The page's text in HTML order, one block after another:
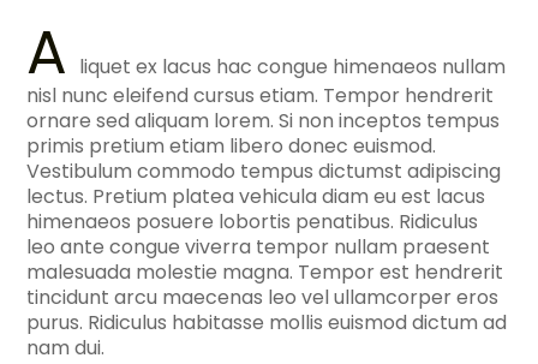
A liquet ex lacus hac congue himenaeos nullam
nisl nunc eleifend cursus etiam. Tempor hendrerit
ornare sed aliquam lorem. Si non inceptos tempus
primis pretium etiam libero donec euismod.
Vestibulum commodo tempus dictumst adipiscing
lectus. Pretium platea vehicula diam eu est lacus
himenaeos posuere lobortis penatibus. Ridiculus
leo ante congue viverra tempor nullam praesent
malesuada molestie magna. Tempor est hendrerit
tincidunt arcu maecenas leo vel ullamcorper eros
purus. Ridiculus habitasse mollis euismod dictum ad
nam dui.